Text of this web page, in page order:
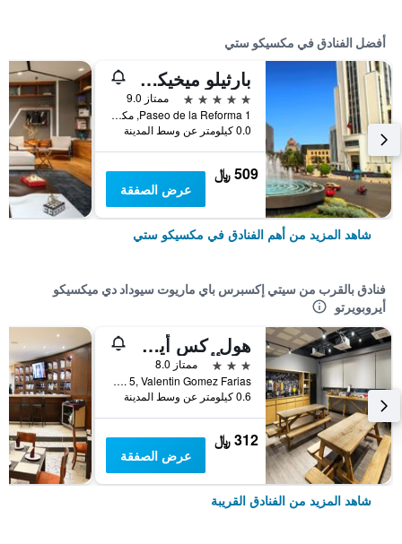
أفضل الفنادق في مكسيكو ستي
بارثيلو ميخيكو ريفورما
5 نجوم
ممتاز 9.0
Paseo de la Reforma 1, مكسيكو ستي, ولاية مقاطعة مدينة مكسيكو الفيدرالية, المكسيك
0.0 كيلومتر عن وسط المدينة
509 ﷼
عرض الصفقة
شاهد المزيد من أهم الفنادق في مكسيكو ستي
فنادق بالقرب من سيتي إكسبرس باي ماريوت سيوداد دي ميكسيكو
أيروبويرتو
هول ٕ ٕكس أيروبويرتو ٕ ٕيكسس ترايدمارك كوليكشن باي ويندام
3 نجوم
ممتاز 8.0
Calle 17 No. 5, Valentin Gomez Farias, مكسيكو ستي, ولاية مقاطعة مدينة مكسيكو الفيدرالية, المكسيك
0.6 كيلومتر عن وسط المدينة
312 ﷼
عرض الصفقة
شاهد المزيد من الفنادق القريبة